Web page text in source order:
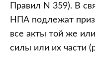
Правил N 359). В
НПА подлежат
все акты той же
силы или их части